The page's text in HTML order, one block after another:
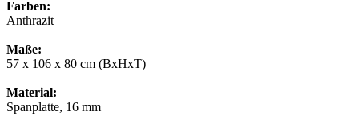
Farben:
Anthrazit
Maße:
57 x 106 x 80 cm (BxHxT)
Material:
Spanplatte, 16 mm